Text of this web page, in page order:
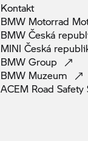
Kontakt
BMW Motorrad
BMW Česká
MINI Česká
BMW Group
BMW Muzeum
ACEM Road Safety